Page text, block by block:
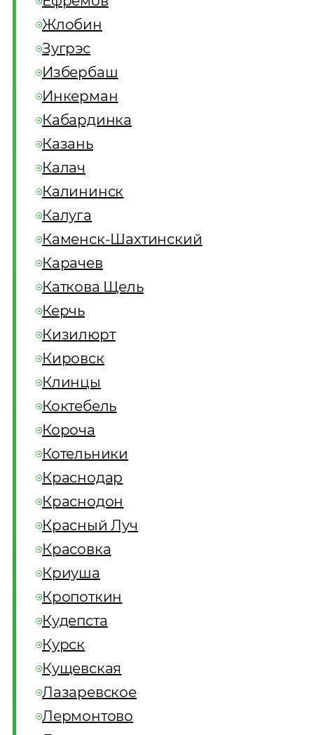
Жлобин
Зугрэс
Избербаш
Инкерман
Кабардинка
Казань
Калач
Калининск
Калуга
Каменск-Шахтинский
Карачев
Каткова Щель
Керчь
Кизилюрт
Кировск
Клинцы
Коктебель
Короча
Котельники
Краснодар
Краснодон
Красный Луч
Красовка
Криуша
Кропоткин
Кудепста
Курск
Кущевская
Лазаревское
Лермонтово